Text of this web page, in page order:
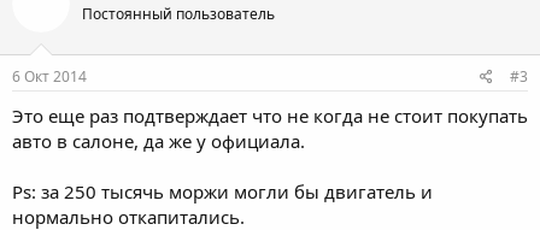
:
Постоянный пользователь
6 Окт 2014 #3
Это еще раз подтверждает что не когда не стоит покупать
авто в салоне, да же у официала.
Ps: за 250 тысячь моржи могли бы двигатель и
нормально откапитались.